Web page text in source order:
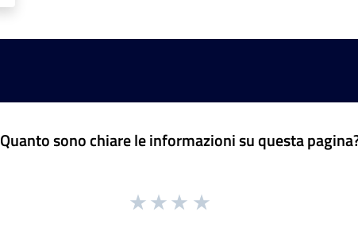
Quanto sono chiare le informazioni su questa